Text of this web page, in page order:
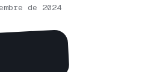
de 2024